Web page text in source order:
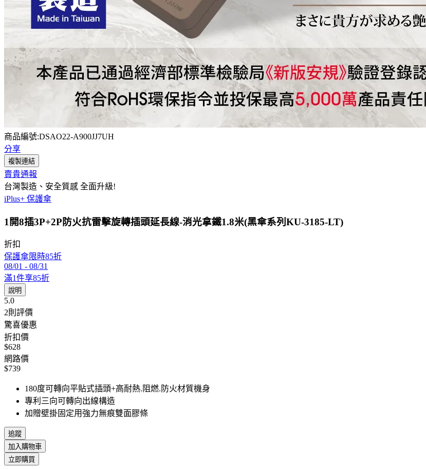
商品編號:DSAO22-A900JJ7UH
分享
複製連結
賣貴通報
台灣製造、安全質感 全面升級!
iPlus+ 保護傘
1開8插3P+2P防火抗雷擊旋轉插頭延長線-消光拿鐵1.8米(黑傘系列KU-3185-LT)
折扣
保護傘限時85折
08/01 - 08/31
滿1件享85折
說明
5.0
2則評價
驚喜優惠
折扣價
$628
網路價
$739
180度可轉向平貼式插頭+高耐熱.阻燃.防火材質機身
專利三向可轉向出線構造
加贈壁掛固定用強力無痕雙面膠條
追蹤
加入購物車
立即購買